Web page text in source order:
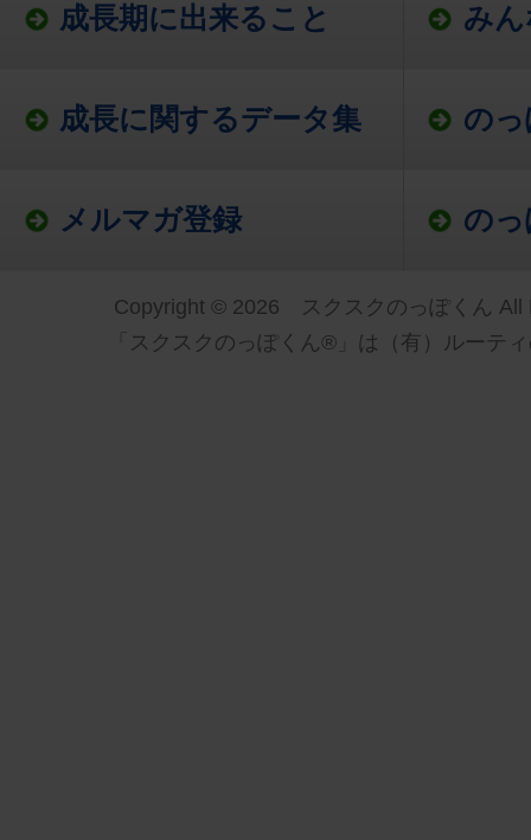
成長期に出来ること み
成長に関するデータ集 の
メルマガ登録 の
Copyright © 2026 スクスクのっぽくん All
「スクスクのっぽくん®」は（有）ルーテ